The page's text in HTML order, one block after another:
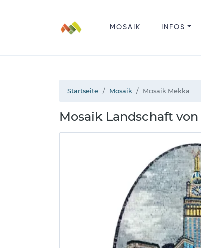
MOSAIK INFOS
Startseite Mosaik Mosaik Mekka
Mosaik Landschaft